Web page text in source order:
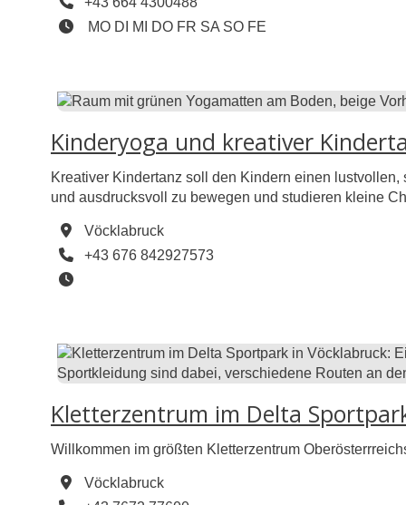
Öffnungszeiten
MO Montag geöffnet
DI Dienstag geöffnet
MI Mittwoch geöffnet
DO Donnerstag geöffnet
FR Freitag geöffnet
SA Samstag geöffnet
SO Sonntag geöffnet
FE
Kinderyoga und kreativer
Kreativer Kindertanz soll den Kindern einen
und ausdrucksvoll zu bewegen und studieren kleine
Musik regen sie zur fantasievollen Improvisation an.
Vöcklabruck
Telefon
+43 676 842927573
Kletterzentrum im Delta
Willkommen im größten Kletterzentrum
Vöcklabruck